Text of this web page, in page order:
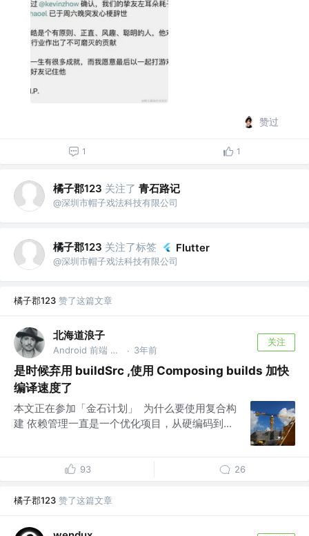
赞过
1 1
橘子郡123 关注了 青石路记
@深圳市帽子戏法科技有限公司
橘子郡123 关注了标签 Flutter
@深圳市帽子戏法科技有限公司
橘子郡123 赞了这篇文章
北海道浪子
Android 前端 Flutter · 3年前
关注
是时候弃用 buildSrc ,使用 Composing builds 加快
编译速度了
本文正在参加「金石计划」 为什么要使用复合构
建 依赖管理一直是一个优化项目，从硬编码到...
93 26
橘子郡123 赞了这篇文章